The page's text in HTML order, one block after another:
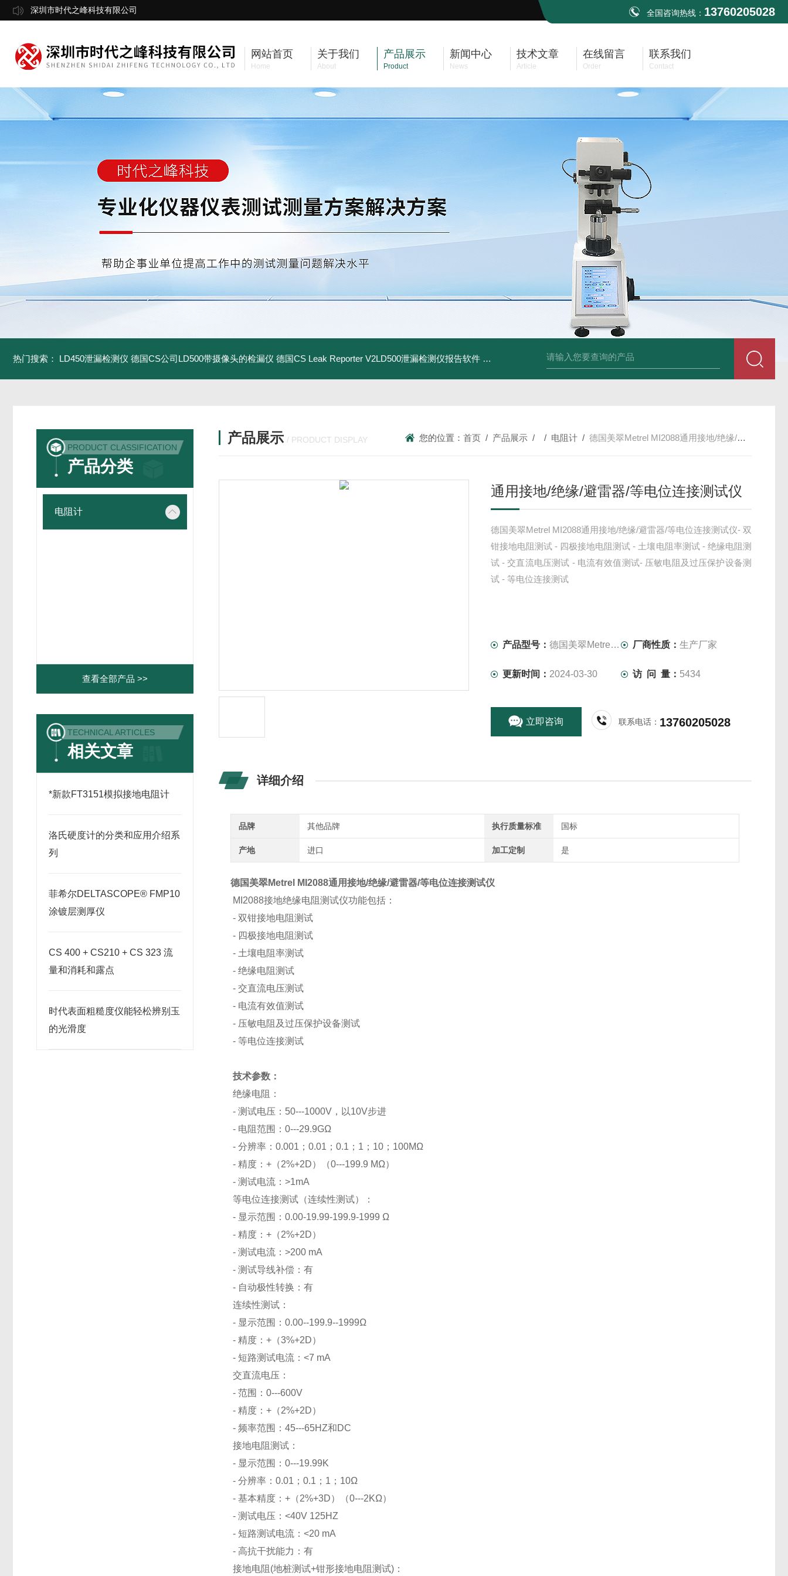
深圳市时代之峰科技有限公司 全国咨询热线： 13760205028
网站首页
Home
关于我们
About
产品展示
Product
新闻中心
News
技术文章
Article
在线留言
Order
联系我们
Contact
热门搜索： LD450泄漏检测仪 德国CS公司LD500带摄像头的检漏仪 德国CS Leak Reporter V2LD500泄漏检测仪报告软件 UltraCam LD500德国CS公司声学泄漏摄像机检测仪 德国美翠Metrel MI2088
PRODUCT CLASSIFICATION
产品分类
电阻计
查看全部产品 >>
TECHNICAL ARTICLES
相关文章
*新款FT3151模拟接地电阻计
洛氏硬度计的分类和应用介绍系
列
菲希尔DELTASCOPE® FMP10
涂镀层测厚仪
CS 400 + CS210 + CS 323 流
量和消耗和露点
时代表面粗糙度仪能轻松辨别玉
的光滑度
产品展示 / PRODUCT DISPLAY 您的位置：首页 / 产品展示 / / 电阻计 /德国美翠Metrel MI2088通用接地/绝缘/避雷器/等电位连接测试仪
通用接地/绝缘/避雷器/等电位连接测试仪
德国美翠Metrel MI2088通用接地/绝缘/避雷器/等电位连接测试仪- 双
钳接地电阻测试 - 四极接地电阻测试 - 土壤电阻率测试 - 绝缘电阻测
试 - 交直流电压测试 - 电流有效值测试- 压敏电阻及过压保护设备测
试 - 等电位连接测试
产品型号： 德国美翠Metrel MI2088 厂商性质：生产厂家
更新时间： 2024-03-30 访 问 量： 5434
立即咨询 联系电话： 13760205028
详细介绍
品牌 其他品牌 执行质量标准 国标
产地 进口 加工定制 是
德国美翠Metrel MI2088通用接地/绝缘/避雷器/等电位连接测试仪
MI2088接地绝缘电阻测试仪功能包括：
- 双钳接地电阻测试
- 四极接地电阻测试
- 土壤电阻率测试
- 绝缘电阻测试
- 交直流电压测试
- 电流有效值测试
- 压敏电阻及过压保护设备测试
- 等电位连接测试
技术参数：
绝缘电阻：
- 测试电压：50---1000V，以10V步进
- 电阻范围：0---29.9GΩ
- 分辨率：0.001；0.01；0.1；1；10；100MΩ
- 精度：+（2%+2D）（0---199.9 MΩ）
- 测试电流：>1mA
等电位连接测试（连续性测试）：
- 显示范围：0.00-19.99-199.9-1999 Ω
- 精度：+（2%+2D）
- 测试电流：>200 mA
- 测试导线补偿：有
- 自动极性转换：有
连续性测试：
- 显示范围：0.00--199.9--1999Ω
- 精度：+（3%+2D）
- 短路测试电流：<7 mA
交直流电压：
- 范围：0---600V
- 精度：+（2%+2D）
- 频率范围：45---65HZ和DC
接地电阻测试：
- 显示范围：0---19.99K
- 分辨率：0.01；0.1；1；10Ω
- 基本精度：+（2%+3D）（0---2KΩ）
- 测试电压：<40V 125HZ
- 短路测试电流：<20 mA
- 高抗干扰能力：有
接地电阻(地桩测试+钳形接地电阻测试)：